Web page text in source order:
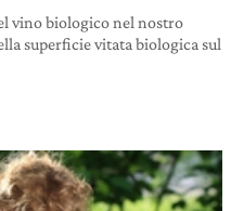
vino biologico nel nostro
superficie vitata biologica sul